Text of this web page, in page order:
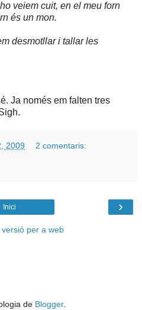
veiem cuit, en el meu forn
és un mon.
desmotllar i tallar les
Ja només em falten tres
2009 2 comentaris:
›
Inici
per a web
de Blogger.